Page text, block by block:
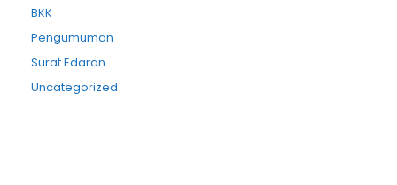
BKK
Pengumuman
Surat Edaran
Uncategorized